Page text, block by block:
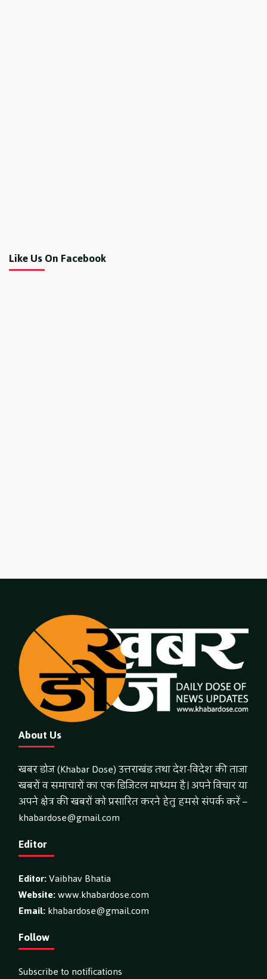
Like Us On Facebook
About Us
खबर डोज (Khabar Dose) उत्तराखंड तथा देश-विदेश की ताजा
खबरों व समाचारों का एक डिजिटल माध्यम है। अपने विचार या
अपने क्षेत्र की खबरों को प्रसारित करने हेतु हमसे संपर्क करें –
khabardose@gmail.com
Editor
Editor:Vaibhav Bhatia
Website:www.khabardose.com
Email:khabardose@gmail.com
Follow
Subscribe to notifications